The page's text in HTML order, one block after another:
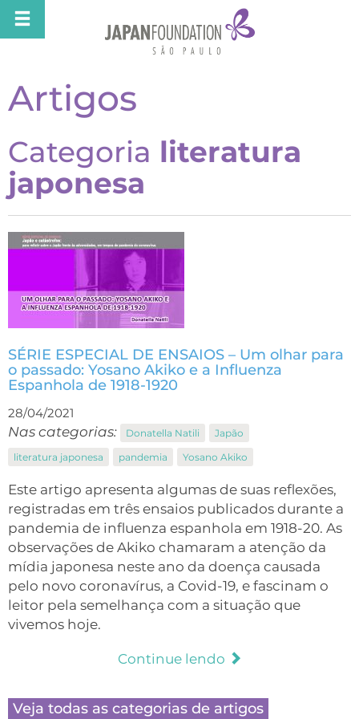
Artigos
Categoria literatura
japonesa
SÉRIE ESPECIAL DE ENSAIOS – Um olhar para
o passado: Yosano Akiko e a Influenza
Espanhola de 1918-1920
28/04/2021
Nas categorias: Donatella Natili
Japão
literatura japonesa
pandemia Yosano Akiko
Este artigo apresenta algumas de suas reflexões,
registradas em três ensaios publicados durante a
pandemia de influenza espanhola em 1918-20. As
observações de Akiko chamaram a atenção da
mídia japonesa neste ano da doença causada
pelo novo coronavírus, a Covid-19, e fascinam o
leitor pela semelhança com a situação que
vivemos hoje.
Continue lendo
Veja todas as categorias de artigos